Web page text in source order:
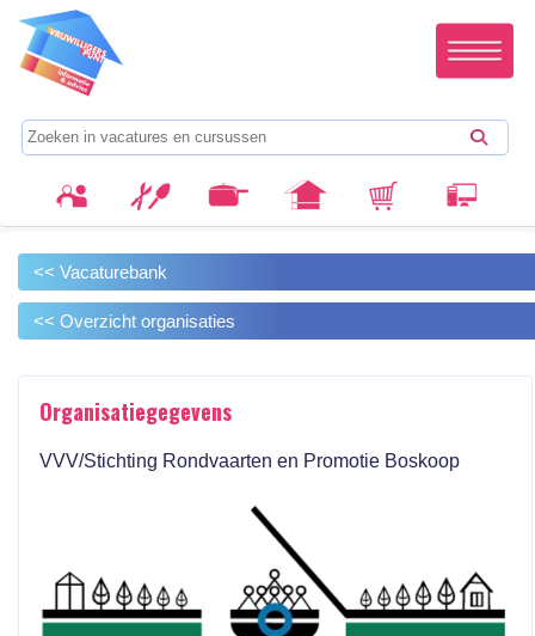
<< Vacaturebank
<< Overzicht organisaties
Organisatiegegevens
VVV/Stichting Rondvaarten en Promotie Boskoop